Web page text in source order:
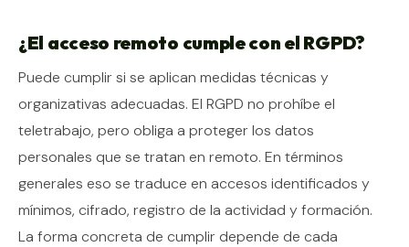
¿El acceso remoto cumple con el RGPD?
Puede cumplir si se aplican medidas técnicas y
organizativas adecuadas. El RGPD no prohíbe el
teletrabajo, pero obliga a proteger los datos
personales que se tratan en remoto. En términos
generales eso se traduce en accesos identificados y
mínimos, cifrado, registro de la actividad y formación.
La forma concreta de cumplir depende de cada